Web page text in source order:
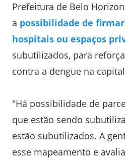
Prefeitura de Belo
a possibilidade de
hospitais ou espaços
subutilizados, para
contra a dengue na
"Há possibilidade de
que estão sendo
estão subutilizados. A
esse mapeamento e